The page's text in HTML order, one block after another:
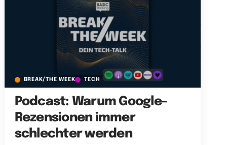
BREAK/THE WEEK TECH
Podcast: Warum Google-
Rezensionen immer
schlechter werden